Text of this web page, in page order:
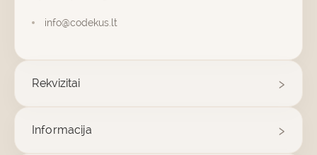
info@codekus.lt
Rekvizitai
Informacija